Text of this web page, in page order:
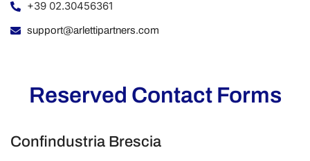
+39 02.30456361
support@arlettipartners.com
Reserved Contact Forms
Confindustria Brescia